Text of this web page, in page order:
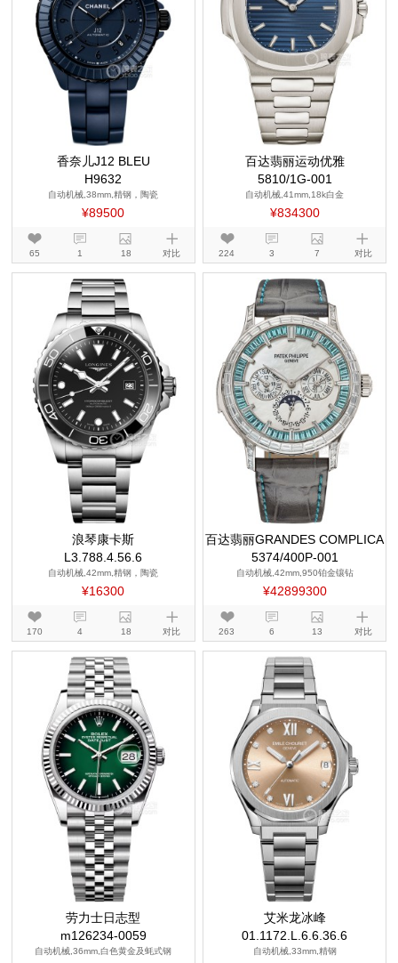
香奈儿J12 BLEU
H9632
自动机械,38mm,精钢，陶瓷
¥89500
65 1 18 对比
百达翡丽运动优雅
5810/1G-001
自动机械,41mm,18k白金
¥834300
224 3 7 对比
浪琴康卡斯
L3.788.4.56.6
自动机械,42mm,精钢，陶瓷
¥16300
170 4 18 对比
百达翡丽GRANDES COMPLICA
TIONS
5374/400P-001
自动机械,42mm,950铂金镶钻
¥42899300
263 6 13 对比
劳力士日志型
m126234-0059
自动机械,36mm,白色黄金及蚝式钢
艾米龙冰峰
01.1172.L.6.6.36.6
自动机械,33mm,精钢